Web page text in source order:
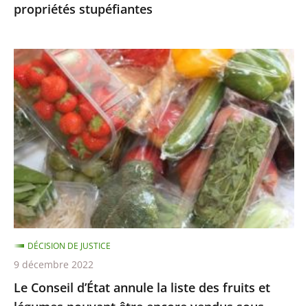
sans
stupéfiantes
propriétés stupéfiantes
Le
Conseil
d’État
annule
la
liste
des
fruits
et
légumes
pouvant
être
encore
Le Conseil d’État annule la liste des fruits et
DÉCISION DE JUSTICE
9 décembre 2022